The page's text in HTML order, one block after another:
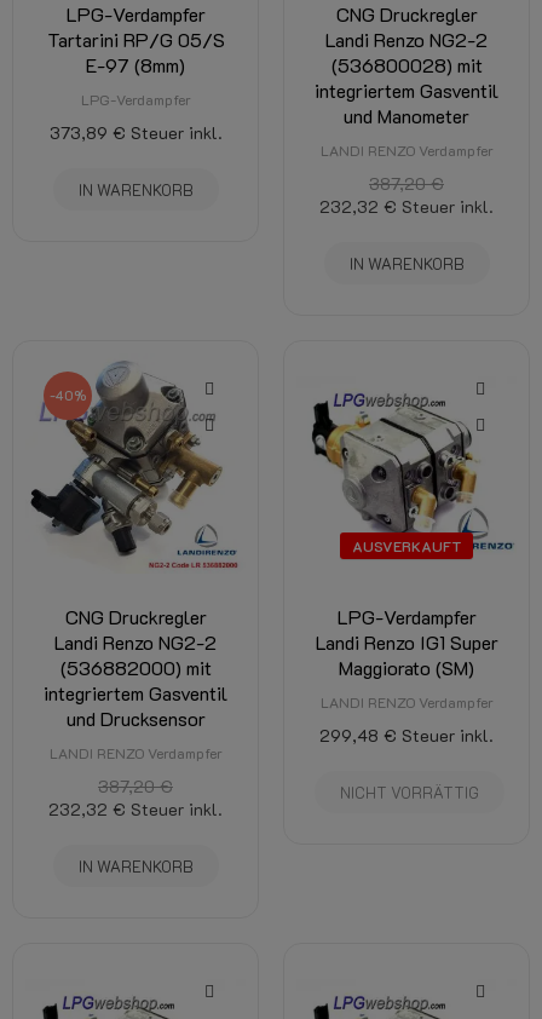
LPG-Verdampfer
Tartarini RP/G 05/S
E-97 (8mm)
LPG-Verdampfer
373,89 € Steuer inkl.
IN WARENKORB
CNG Druckregler
Landi Renzo NG2-2
(536800028) mit
integriertem Gasventil
und Manometer
LANDI RENZO Verdampfer
387,20 €
232,32 € Steuer inkl.
IN WARENKORB
-40%
CNG Druckregler
Landi Renzo NG2-2
(536882000) mit
integriertem Gasventil
und Drucksensor
LANDI RENZO Verdampfer
387,20 €
232,32 € Steuer inkl.
IN WARENKORB
AUSVERKAUFT
LPG-Verdampfer
Landi Renzo IG1 Super
Maggiorato (SM)
LANDI RENZO Verdampfer
299,48 € Steuer inkl.
NICHT VORRÄTTIG